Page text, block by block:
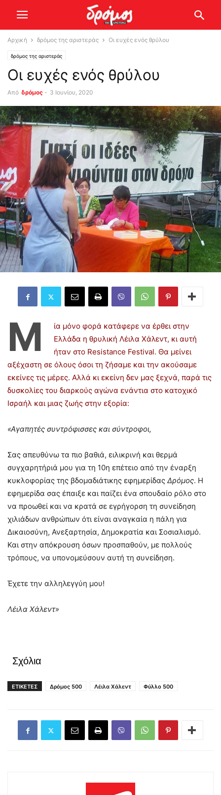
Αρχική δρόμος της αριστεράς Οι ευχές ενός θρύλου
δρόμος της αριστεράς
Οι ευχές ενός θρύλου
Από δρόμος - 3 Ιουνίου, 2020
Μ
ία μόνο φορά κατάφερε να έρθει στην
Ελλάδα η θρυλική Λέιλα Χάλεντ, κι αυτή
ήταν στο Resistance Festival. Θα μείνει
αξέχαστη σε όλους όσοι τη ζήσαμε και την ακούσαμε
εκείνες τις μέρες. Αλλά κι εκείνη δεν μας ξεχνά, παρά τις
δυσκολίες του διαρκούς αγώνα ενάντια στο κατοχικό
Ισραήλ και μιας ζωής στην εξορία:
«Αγαπητές συντρόφισσες και σύντροφοι,
Σας απευθύνω τα πιο βαθιά, ειλικρινή και θερμά
συγχαρητήριά μου για τη 10η επέτειο από την έναρξη
κυκλοφορίας της βδομαδιάτικης εφημερίδας Δρόμος. Η
εφημερίδα σας έπαιξε και παίζει ένα σπουδαίο ρόλο στο
να προωθεί και να κρατά σε εγρήγορση τη συνείδηση
χιλιάδων ανθρώπων ότι είναι αναγκαία η πάλη για
Δικαιοσύνη, Ανεξαρτησία, Δημοκρατία και Σοσιαλισμό.
Και στην απόκρουση όσων προσπαθούν, με πολλούς
τρόπους, να υπονομεύσουν αυτή τη συνείδηση.
Έχετε την αλληλεγγύη μου!
Λέιλα Χάλεντ»
Σχόλια
ΕΤΙΚΕΤΕΣ Δρόμος 500 Λέιλα Χάλεντ Φύλλο 500